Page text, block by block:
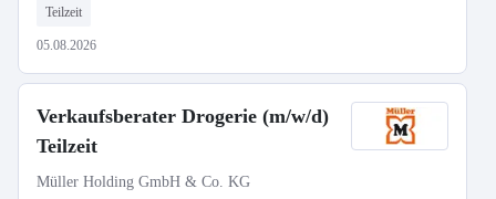
Teilzeit
05.08.2026
Verkaufsberater Drogerie (m/w/d)
Teilzeit
Müller Holding GmbH & Co. KG